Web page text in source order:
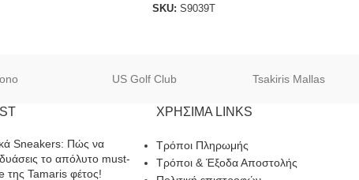
SKU: S9039T
US Golf Club Tsakiris Mallas
Sneakers: Πώς να
το απόλυτο must-
της Tamaris φέτος!
ΧΡΗΣΙΜΑ LINKS
Τρόποι Πληρωμής
Τρόποι & Έξοδα Αποστολής